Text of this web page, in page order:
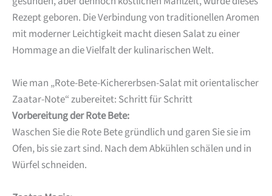
Rezept geboren. Die Verbindung von traditionellen Aromen
mit moderner Leichtigkeit macht diesen Salat zu einer
Hommage an die Vielfalt der kulinarischen Welt.
Wie man „Rote-Bete-Kichererbsen-Salat mit orientalischer
Zaatar-Note“ zubereitet: Schritt für Schritt
Vorbereitung der Rote Bete:
Waschen Sie die Rote Bete gründlich und garen Sie sie im
Ofen, bis sie zart sind. Nach dem Abkühlen schälen und in
Würfel schneiden.